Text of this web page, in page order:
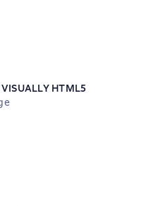
HTML5
рейтинг 0 на основе 0 оценок